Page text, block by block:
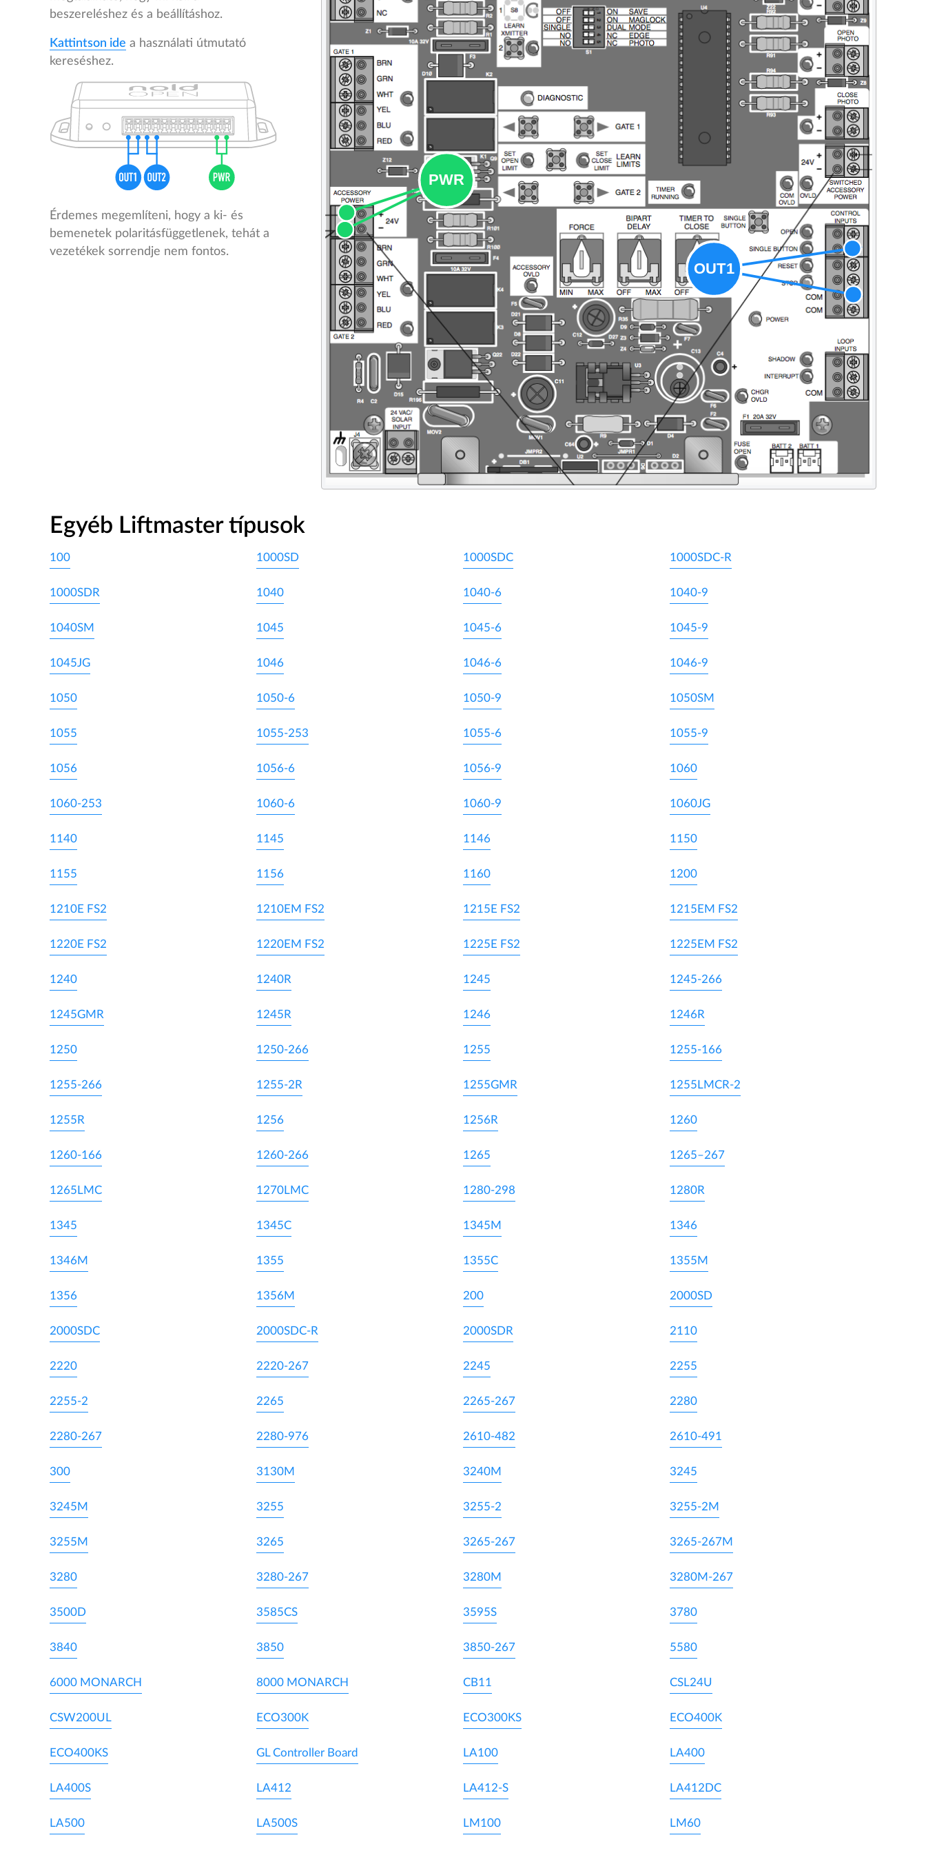
beszereléshez és a beállításhoz.
Kattintson ide a használati útmutató
kereséshez.
Érdemes megemlíteni, hogy a ki- és
bemenetek polaritásfüggetlenek, tehát a
vezetékek sorrendje nem fontos.
Egyéb Liftmaster típusok
100 1000SD 1000SDC 1000SDC-R
1000SDR 1040 1040-6 1040-9
1040SM 1045 1045-6 1045-9
1045JG 1046 1046-6 1046-9
1050 1050-6 1050-9 1050SM
1055 1055-253 1055-6 1055-9
1056 1056-6 1056-9 1060
1060-253 1060-6 1060-9 1060JG
1140 1145 1146 1150
1155 1156 1160 1200
1210E FS2 1210EM FS2 1215E FS2 1215EM FS2
1220E FS2 1220EM FS2 1225E FS2 1225EM FS2
1240 1240R 1245 1245-266
1245GMR 1245R 1246 1246R
1250 1250-266 1255 1255-166
1255-266 1255-2R 1255GMR 1255LMCR-2
1255R 1256 1256R 1260
1260-166 1260-266 1265 1265–267
1265LMC 1270LMC 1280-298 1280R
1345 1345C 1345M 1346
1346M 1355 1355C 1355M
1356 1356M 200 2000SD
2000SDC 2000SDC-R 2000SDR 2110
2220 2220-267 2245 2255
2255-2 2265 2265-267 2280
2280-267 2280-976 2610-482 2610-491
300 3130M 3240M 3245
3245M 3255 3255-2 3255-2M
3255M 3265 3265-267 3265-267M
3280 3280-267 3280M 3280M-267
3500D 3585CS 3595S 3780
3840 3850 3850-267 5580
6000 MONARCH 8000 MONARCH CB11 CSL24U
CSW200UL ECO300K ECO300KS ECO400K
ECO400KS GL Controller Board LA100 LA400
LA400S LA412 LA412-S LA412DC
LA500 LA500S LM100 LM60